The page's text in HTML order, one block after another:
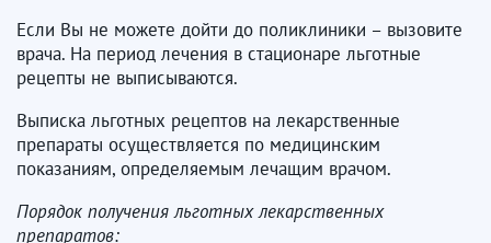
Если Вы не можете дойти до поликлиники – вызовите
врача. На период лечения в стационаре льготные
рецепты не выписываются.
Выписка льготных рецептов на лекарственные
препараты осуществляется по медицинским
показаниям, определяемым лечащим врачом.
Порядок получения льготных лекарственных
препаратов: